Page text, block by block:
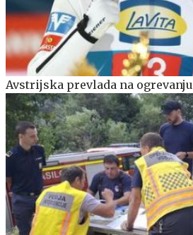
Avstrijska prevlada na ogrevanju